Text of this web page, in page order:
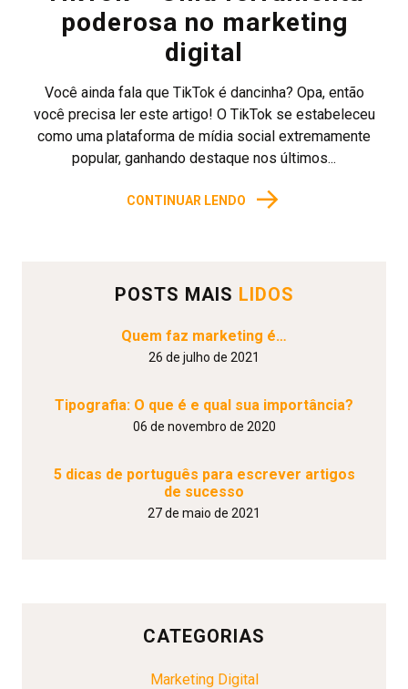
poderosa no marketing
digital
Você ainda fala que TikTok é dancinha? Opa, então
você precisa ler este artigo! O TikTok se estabeleceu
como uma plataforma de mídia social extremamente
popular, ganhando destaque nos últimos...
CONTINUAR LENDO →
POSTS MAIS LIDOS
Quem faz marketing é…
26 de julho de 2021
Tipografia: O que é e qual sua importância?
06 de novembro de 2020
5 dicas de português para escrever artigos
de sucesso
27 de maio de 2021
CATEGORIAS
Marketing Digital